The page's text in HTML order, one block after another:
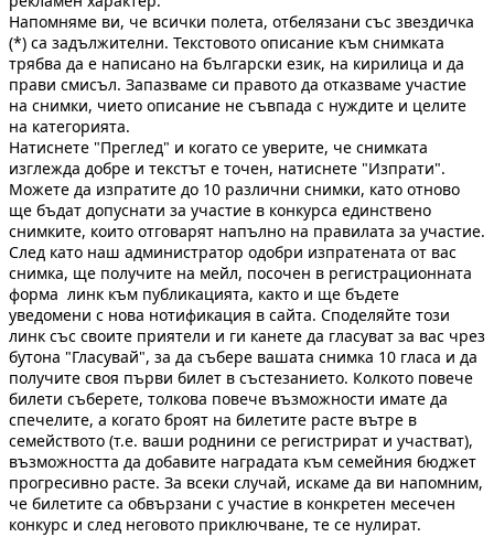
Напомняме ви, че всички полета, отбелязани със звездичка
(*) са задължителни. Текстовото описание към снимката
трябва да е написано на български език, на кирилица и да
прави смисъл. Запазваме си правото да отказваме участие
на снимки, чието описание не съвпада с нуждите и целите
на категорията.
Натиснете "Преглед" и когато се уверите, че снимката
изглежда добре и текстът е точен, натиснете "Изпрати".
Можете да изпратите до 10 различни снимки, като отново
ще бъдат допуснати за участие в конкурса единствено
снимките, които отговарят напълно на правилата за участие.
След като наш администратор одобри изпратената от вас
снимка, ще получите на мейл, посочен в регистрационната
форма линк към публикацията, както и ще бъдете
уведомени с нова нотификация в сайта. Споделяйте този
линк със своите приятели и ги канете да гласуват за вас чрез
бутона "Гласувай", за да събере вашата снимка 10 гласа и да
получите своя първи билет в състезанието. Колкото повече
билети съберете, толкова повече възможности имате да
спечелите, а когато броят на билетите расте вътре в
семейството (т.е. ваши роднини се регистрират и участват),
възможността да добавите наградата към семейния бюджет
прогресивно расте. За всеки случай, искаме да ви напомним,
че билетите са обвързани с участие в конкретен месечен
конкурс и след неговото приключване, те се нулират.